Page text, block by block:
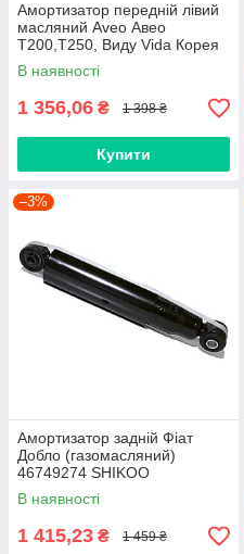
Амортизатор передній лівий
масляний Aveo Авео
Т200,Т250, Виду Vida Корея
SHIKOO
В наявності
1 356,06 ₴ 1 398 ₴
Купити
–3%
Амортизатор задній Фіат
Добло (газомасляний)
46749274 SHIKOO
В наявності
1 415,23 ₴ 1 459 ₴